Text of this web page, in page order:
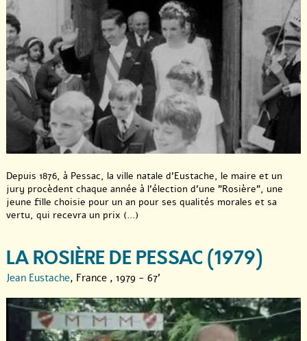
Depuis 1876, à Pessac, la ville natale d’Eustache, le maire et un
jury procèdent chaque année à l’élection d’une "Rosière", une
jeune fille choisie pour un an pour ses qualités morales et sa
vertu, qui recevra un prix (...)
LA ROSIÈRE DE PESSAC (1979)
Jean Eustache, France , 1979 - 67'